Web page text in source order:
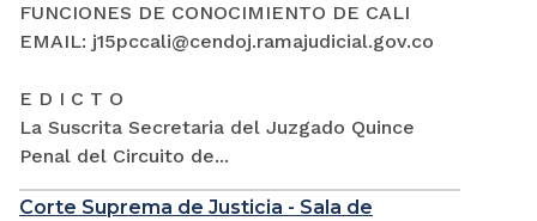
FUNCIONES DE CONOCIMIENTO DE CALI
EMAIL: j15pccali@cendoj.ramajudicial.gov.co
E D I C T O
La Suscrita Secretaria del Juzgado Quince
Penal del Circuito de...
Corte Suprema de Justicia - Sala de